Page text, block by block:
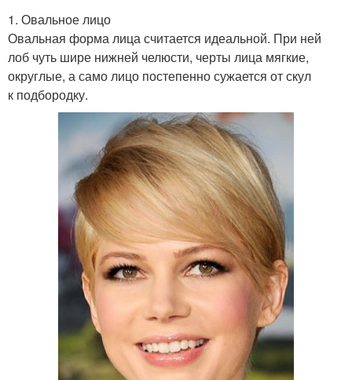
1. Овальное лицо
Овальная форма лица считается идеальной. При ней
лоб чуть шире нижней челюсти, черты лица мягкие,
округлые, а само лицо постепенно сужается от скул
к подбородку.